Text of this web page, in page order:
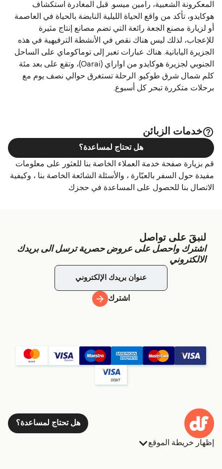
المعكرونة الشعبية، رامين ميسو. قبل المغادرة استكشاف
هوكايدو، تأكد من واقع الحياة الليلية النابضة بالحياة في العاصمة
أو لزيارة مصنع الجعة رائعة التي تضم مصانع إنتاج مثيرة
للإعجاب، لذلك ليس هناك نقص في الأنشطة الترفيهية في هذه
الجزيرة اليابانية. هناك عبارات تعبر إلى توماكوماي على الساحل
الجنوبي لجزيرة هوكايدو من اواراي (Oarai)، وتقع على بعد مئة
كلم شمال شرق طوكيو. الرحلة تستغرق حوالي نصف يوم مع
برحلات متكررة تبحر كل أسبوع.
خدمات الزبائن
قم بزيارة صفحة خدمة العملاء الخاصة بنا للعثور على معلومات
مفيدة حول السفر بالعبّارة ، والأسئلة الشائعة الخاصة بنا ، وكيفية
الاتصال بنا للحصول على المساعدة في حجزك
هل تحتاج لمساعدة؟
لنبقَ على تواصل
اشترك واحصل على عروض حصرية ترسل الى بريدك
الالكتروني
اشترك
هل تحتاج لمساعدة؟
إظهار خريطة الموقع